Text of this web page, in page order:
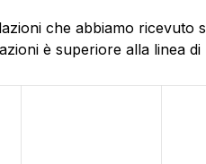
che abbiamo
è superiore alla linea